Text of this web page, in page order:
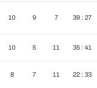
10 9 7 39 : 27
10 5 11 35 : 41
8 7 11 22 : 33